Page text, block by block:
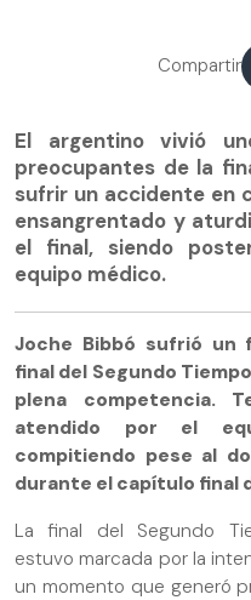
Compartir
El argentino vivió
preocupantes de la
sufrir un accidente en
ensangrentado y
el final, siendo
equipo médico.
Joche Bibbó sufrió
final del Segundo
plena competencia.
atendido por el
compitiendo pese al
durante el capítulo final
La final del Segundo
estuvo marcada por la
un momento que generó